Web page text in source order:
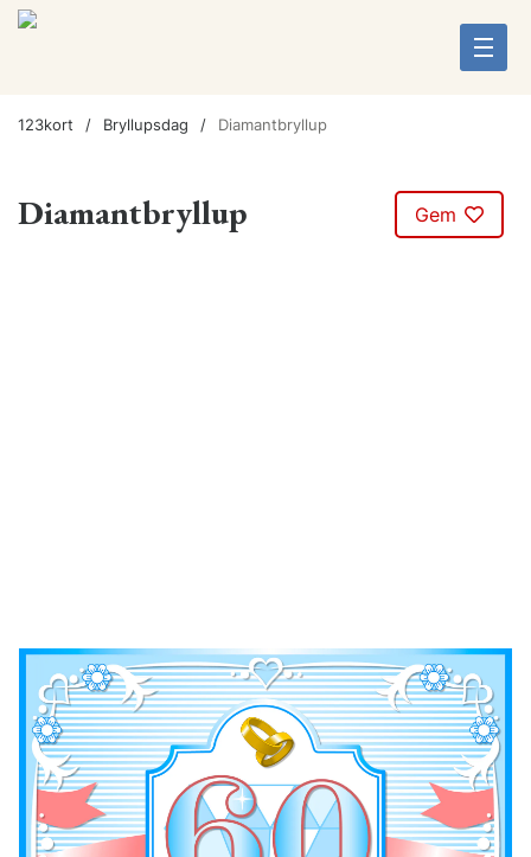
123kort Bryllupsdag Diamantbryllup
Diamantbryllup Gem